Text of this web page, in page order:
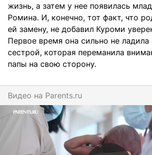
жизнь, а затем у нее появилась
Ромина. И, конечно, тот факт, что
ей замену, не добавил Куроми
Первое время она сильно не
сестрой, которая переманила
папы на свою сторону.
Видео на parents.ru